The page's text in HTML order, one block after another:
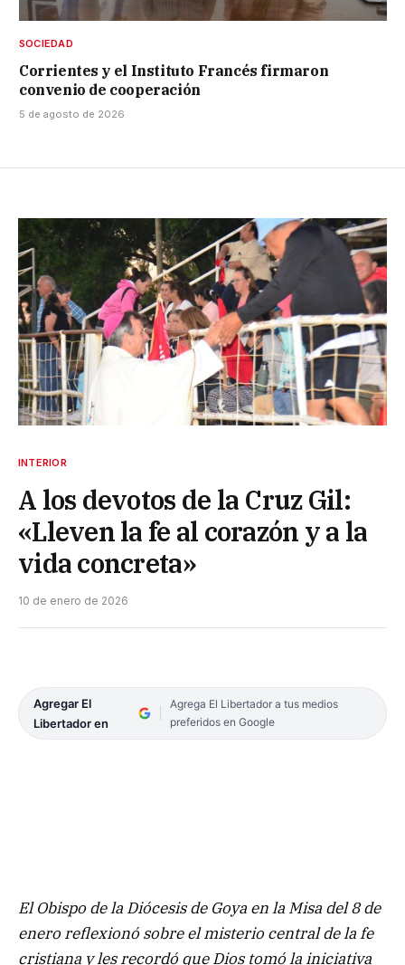
SOCIEDAD
Corrientes y el Instituto Francés firmaron
convenio de cooperación
5 de agosto de 2026
INTERIOR
A los devotos de la Cruz Gil:
«Lleven la fe al corazón y a la
vida concreta»
10 de enero de 2026
Agregar El
Libertador en
Agrega El Libertador a tus medios
preferidos en Google
El Obispo de la Diócesis de Goya en la Misa del 8 de
enero reflexionó sobre el misterio central de la fe
cristiana y les recordó que Dios tomó la iniciativa